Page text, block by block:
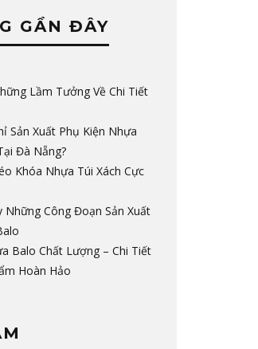
GẦN ĐÂY
Lầm Tưởng Về Chi Tiết
Sản Xuất Phụ Kiện Nhựa
Đà Nẵng?
Khóa Nhựa Túi Xách Cực
Những Công Đoạn Sản Xuất
Balo Chất Lượng – Chi Tiết
Hoàn Hảo